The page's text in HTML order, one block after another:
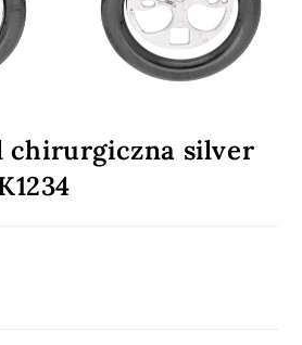
chirurgiczna silver